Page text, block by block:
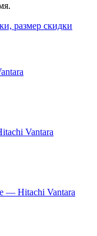
размер скидки